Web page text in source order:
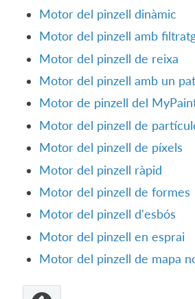
Motor del pinzell dinàmic
Motor del pinzell amb
Motor del pinzell de reixa
Motor del pinzell amb un
Motor de pinzell del
Motor del pinzell de
Motor del pinzell de píxels
Motor del pinzell ràpid
Motor del pinzell de formes
Motor del pinzell d'esbós
Motor del pinzell en esprai
Motor del pinzell de mapa